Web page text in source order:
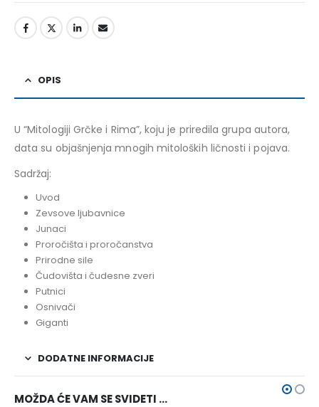
OPIS
U “Mitologiji Grčke i Rima”, koju je priredila grupa autora,
data su objašnjenja mnogih mitoloških ličnosti i pojava.
Sadržaj:
Uvod
Zevsove ljubavnice
Junaci
Proročišta i proročanstva
Prirodne sile
Čudovišta i čudesne zveri
Putnici
Osnivači
Giganti
DODATNE INFORMACIJE
MOŽDA ĆE VAM SE SVIDETI …